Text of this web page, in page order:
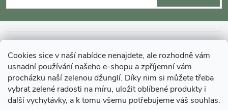
Cookies sice v naší nabídce nenajdete, ale rozhodně vám
usnadní používání našeho e-shopu a zpříjemní vám
procházku naší zelenou džunglí. Díky nim si můžete třeba
vybrat zelené radosti na míru, uložit oblíbené produkty i
další vychytávky, a k tomu všemu potřebujeme váš souhlas.
p
a
MOHLO BY VÁS ZAJÍMAT
O GARDNERS